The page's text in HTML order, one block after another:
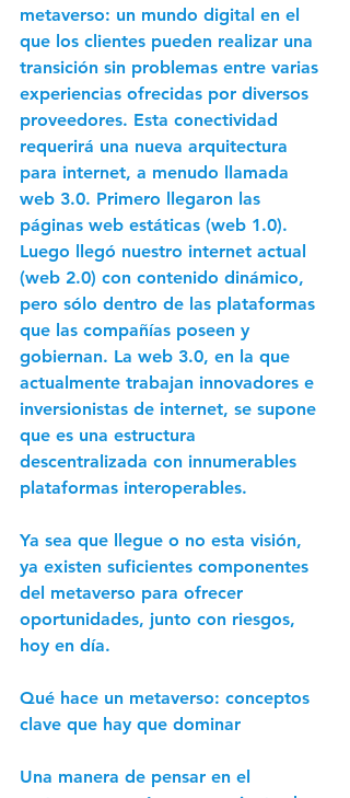
metaverso: un mundo digital en el
que los clientes pueden realizar una
transición sin problemas entre varias
experiencias ofrecidas por diversos
proveedores. Esta conectividad
requerirá una nueva arquitectura
para internet, a menudo llamada
web 3.0. Primero llegaron las
páginas web estáticas (web 1.0).
Luego llegó nuestro internet actual
(web 2.0) con contenido dinámico,
pero sólo dentro de las plataformas
que las compañías poseen y
gobiernan. La web 3.0, en la que
actualmente trabajan innovadores e
inversionistas de internet, se supone
que es una estructura
descentralizada con innumerables
plataformas interoperables.
Ya sea que llegue o no esta visión,
ya existen suficientes componentes
del metaverso para ofrecer
oportunidades, junto con riesgos,
hoy en día.
Qué hace un metaverso: conceptos
clave que hay que dominar
Una manera de pensar en el